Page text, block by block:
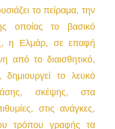
το πείραμα, την
οποίας το βασικό
η Ελμάρ, σε επαφή
από το διαισθητικό,
δημιουργεί το λευκό
σκέψης, στα
στις ανάγκες,
τρόπου γραφής τα